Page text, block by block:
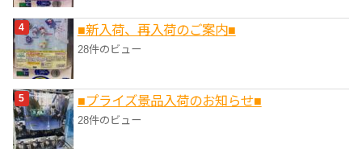
■新入荷、再入荷のご案内■
28件のビュー
■プライズ景品入荷のお知らせ■
28件のビュー